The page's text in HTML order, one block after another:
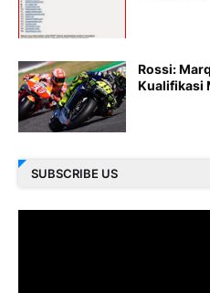
Rossi:
Kualifikasi
SUBSCRIBE US